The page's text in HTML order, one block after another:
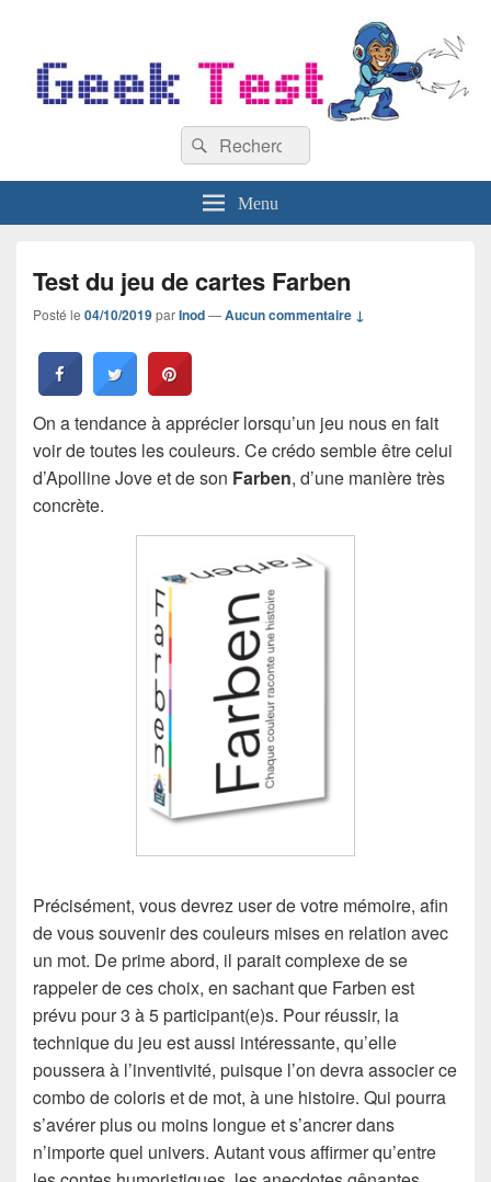
Recherche :
Rechercher
Menu
Test du jeu de cartes Farben
Posté le 04/10/2019parInod—Aucun commentaire ↓
On a tendance à apprécier lorsqu’un jeu nous en fait
voir de toutes les couleurs. Ce crédo semble être celui
d’Apolline Jove et de son Farben, d’une manière très
concrète.
Précisément, vous devrez user de votre mémoire, afin
de vous souvenir des couleurs mises en relation avec
un mot. De prime abord, il parait complexe de se
rappeler de ces choix, en sachant que Farben est
prévu pour 3 à 5 participant(e)s. Pour réussir, la
technique du jeu est aussi intéressante, qu’elle
poussera à l’inventivité, puisque l’on devra associer ce
combo de coloris et de mot, à une histoire. Qui pourra
s’avérer plus ou moins longue et s’ancrer dans
n’importe quel univers. Autant vous affirmer qu’entre